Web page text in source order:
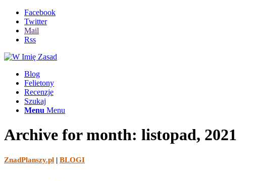
Facebook
Twitter
Mail
Rss
Blog
Felietony
Recenzje
Szukaj
Menu Menu
Archive for month: listopad, 2021
ZnadPlanszy.pl | BLOGI